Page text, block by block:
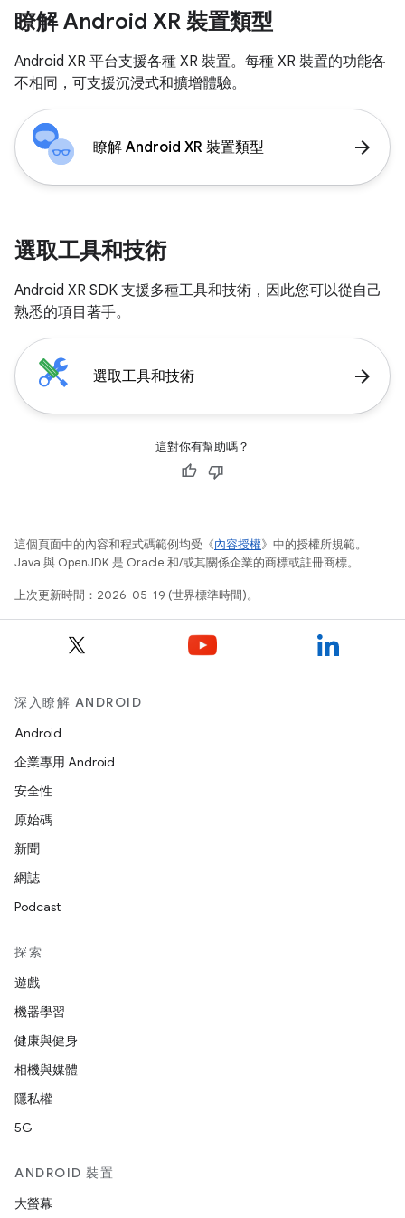
瞭解 Android XR 裝置類型
Android XR 平台支援各種 XR 裝置。每種 XR 裝置的功能各
不相同，可支援沉浸式和擴增體驗。
瞭解 Android XR 裝置類型 arrow_forward
選取工具和技術
Android XR SDK 支援多種工具和技術，因此您可以從自己
熟悉的項目著手。
選取工具和技術 arrow_forward
這對你有幫助嗎？
這個頁面中的內容和程式碼範例均受《內容授權》中的授權所規範。
Java 與 OpenJDK 是 Oracle 和/或其關係企業的商標或註冊商標。
上次更新時間：2026-05-19 (世界標準時間)。
深入瞭解 ANDROID
Android
企業專用 Android
安全性
原始碼
新聞
網誌
Podcast
探索
遊戲
機器學習
健康與健身
相機與媒體
隱私權
5G
ANDROID 裝置
大螢幕